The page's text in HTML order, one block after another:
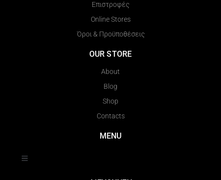
Επιστροφές
Online Stores
Όροι & Προϋποθέσεις
OUR STORE
About
Blog
Shop
Contacts
MENU